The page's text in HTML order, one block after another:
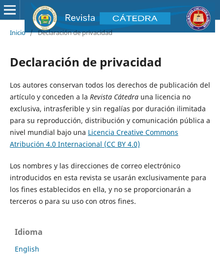
Inicio / Declaración de privacidad
Declaración de privacidad
Los autores conservan todos los derechos de publicación del
artículo y conceden a la Revista Cátedrauna licencia no
exclusiva, intrasferible y sin regalías por duración ilimitada
para su reproducción, distribución y comunicación pública a
nivel mundial bajo una Licencia Creative Commons
Atribución 4.0 Internacional (CC BY 4.0)
Los nombres y las direcciones de correo electrónico
introducidos en esta revista se usarán exclusivamente para
los fines establecidos en ella, y no se proporcionarán a
terceros o para su uso con otros fines.
Idioma
English